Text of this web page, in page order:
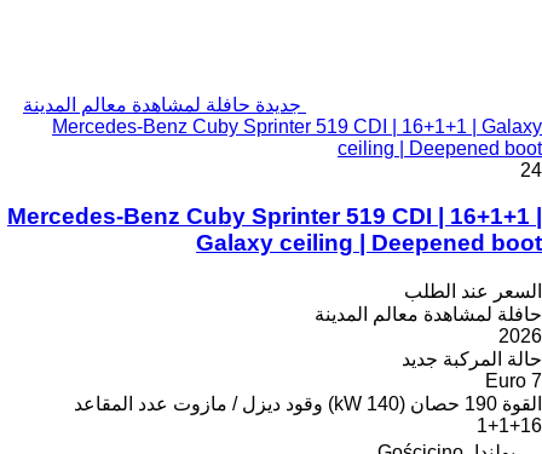
جديدة حافلة لمشاهدة معالم المدينة
Mercedes-Benz Cuby Sprinter 519 CDI | 16+1+1 | Galaxy
ceiling | Deepened boot
24
Mercedes-Benz Cuby Sprinter 519 CDI | 16+1+1 |
Galaxy ceiling | Deepened boot
السعر عند الطلب
حافلة لمشاهدة معالم المدينة
2026
حالة المركبة جديد
Euro 7
القوة 190 حصان (140 kW) وقود ديزل / مازوت عدد المقاعد
16+1+1